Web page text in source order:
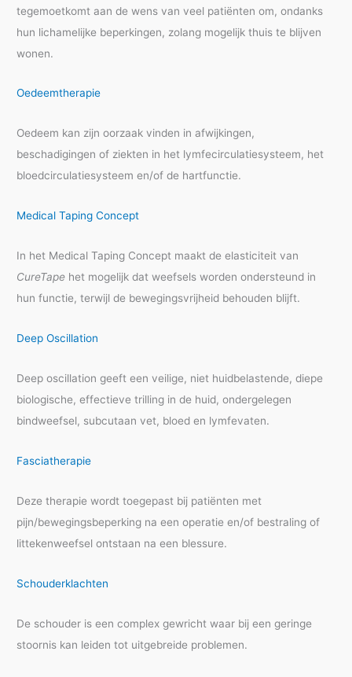
tegemoetkomt aan de wens van veel patiënten om, ondanks
hun lichamelijke beperkingen, zolang mogelijk thuis te blijven
wonen.
Oedeemtherapie
Oedeem kan zijn oorzaak vinden in afwijkingen,
beschadigingen of ziekten in het lymfecirculatiesysteem, het
bloedcirculatiesysteem en/of de hartfunctie.
Medical Taping Concept
In het Medical Taping Concept maakt de elasticiteit van
CureTape het mogelijk dat weefsels worden ondersteund in
hun functie, terwijl de bewegingsvrijheid behouden blijft.
Deep Oscillation
Deep oscillation geeft een veilige, niet huidbelastende, diepe
biologische, effectieve trilling in de huid, ondergelegen
bindweefsel, subcutaan vet, bloed en lymfevaten.
Fasciatherapie
Deze therapie wordt toegepast bij patiënten met
pijn/bewegingsbeperking na een operatie en/of bestraling of
littekenweefsel ontstaan na een blessure.
Schouderklachten
De schouder is een complex gewricht waar bij een geringe
stoornis kan leiden tot uitgebreide problemen.